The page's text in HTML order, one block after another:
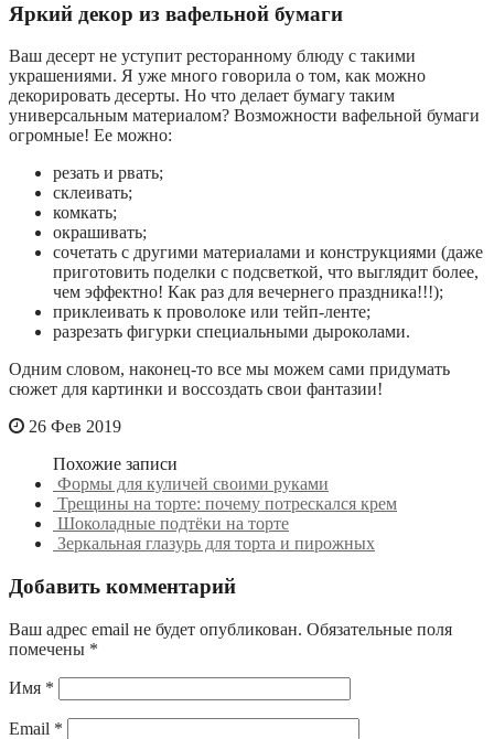
Яркий декор из вафельной бумаги
Ваш десерт не уступит ресторанному блюду с такими
украшениями. Я уже много говорила о том, как можно
декорировать десерты. Но что делает бумагу таким
универсальным материалом? Возможности вафельной бумаги
огромные! Ее можно:
резать и рвать;
склеивать;
комкать;
окрашивать;
сочетать с другими материалами и конструкциями (даже
приготовить поделки с подсветкой, что выглядит более,
чем эффектно! Как раз для вечернего праздника!!!);
приклеивать к проволоке или тейп-ленте;
разрезать фигурки специальными дыроколами.
Одним словом, наконец-то все мы можем сами придумать
сюжет для картинки и воссоздать свои фантазии!
26 Фев 2019
Похожие записи
Формы для куличей своими руками
Трещины на торте: почему потрескался крем
Шоколадные подтёки на торте
Зеркальная глазурь для торта и пирожных
Добавить комментарий
Ваш адрес email не будет опубликован. Обязательные поля
помечены *
Имя *
Email *